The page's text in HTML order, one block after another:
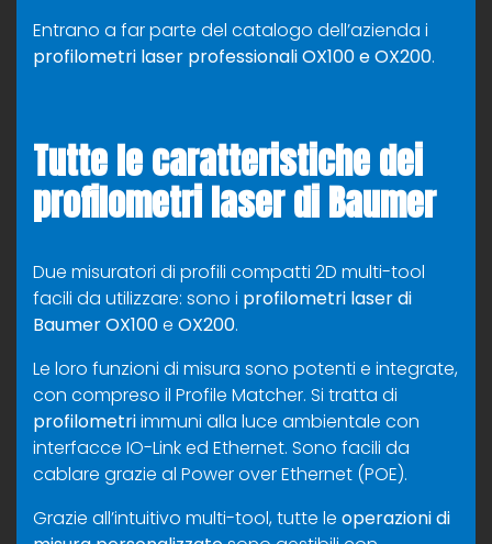
Entrano a far parte del catalogo dell’azienda i
profilometri laser professionali OX100 e OX200.
Tutte le caratteristiche dei
profilometri laser di Baumer
Due misuratori di profili compatti 2D multi-tool
facili da utilizzare: sono i profilometri laser di
BaumerOX100e OX200.
Le loro funzioni di misura sono potenti e integrate,
con compreso il Profile Matcher. Si tratta di
profilometriimmuni alla luce ambientale con
interfacce IO-Link ed Ethernet. Sono facili da
cablare grazie al Power over Ethernet (POE).
Grazie all’intuitivo multi-tool, tutte le operazioni di